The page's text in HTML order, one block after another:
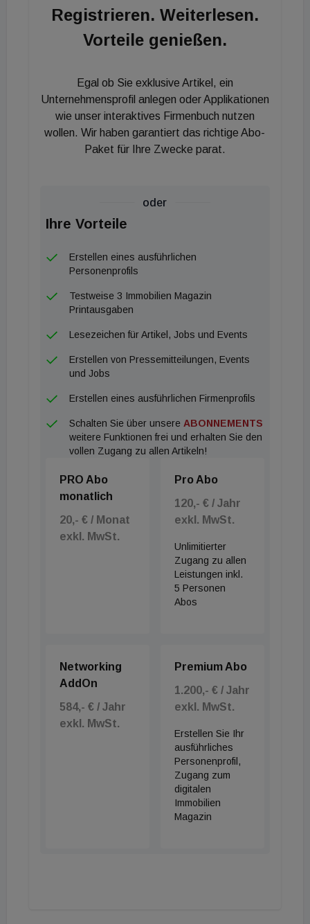
sich um rund 9,6 Prozent, Reihenhäuser um 10,4
Registrieren. Weiterlesen.
Vorteile genießen.
Egal ob Sie exklusive Artikel, ein
Unternehmensprofil anlegen oder Applikationen
wie unser interaktives Firmenbuch nutzen
wollen. Wir haben garantiert das richtige Abo-
Paket für Ihre Zwecke parat.
oder
Ihre Vorteile
Erstellen eines ausführlichen
Personenprofils
Testweise 3 Immobilien Magazin
Printausgaben
Lesezeichen für Artikel, Jobs und Events
Erstellen von Pressemitteilungen, Events
und Jobs
Erstellen eines ausführlichen Firmenprofils
Schalten Sie über unsere ABONNEMENTS
weitere Funktionen frei und erhalten Sie den
vollen Zugang zu allen Artikeln!
PRO Abo
monatlich
20,- € / Monat
exkl. MwSt.
Pro Abo
120,- € / Jahr
exkl. MwSt.
Unlimitierter
Zugang zu allen
Leistungen inkl.
5 Personen
Abos
Networking
AddOn
584,- € / Jahr
exkl. MwSt.
Premium Abo
1.200,- € / Jahr
exkl. MwSt.
Erstellen Sie Ihr
ausführliches
Personenprofil,
Zugang zum
digitalen
Immobilien
Magazin